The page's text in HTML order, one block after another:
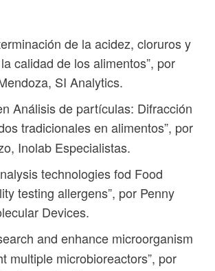
de la acidez, cloruros y
calidad de los alimentos”, por
SI Analytics.
Análisis de partículas: Difracción
tradicionales en alimentos”, por
Inolab Especialistas.
technologies fod Food
testing allergens”, por Penny
Devices.
and enhance microorganism
multiple microbioreactors”, por